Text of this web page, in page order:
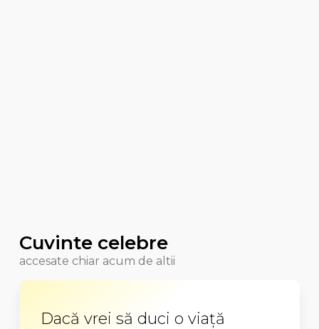
Cuvinte celebre
accesate chiar acum de altii
Dacă vrei să duci o viață